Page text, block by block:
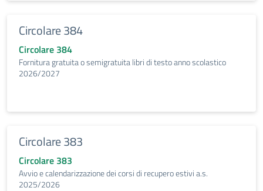
Circolare 384
Circolare 384
Fornitura gratuita o semigratuita libri di testo anno scolastico
2026/2027
Circolare 383
Circolare 383
Avvio e calendarizzazione dei corsi di recupero estivi a.s.
2025/2026